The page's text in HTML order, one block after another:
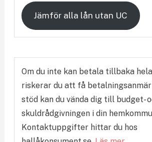
Jämför alla lån utan UC
Om du inte kan betala tillbaka
riskerar du att få
stöd kan du vända dig till budget-
skuldrådgivningen i din
Kontaktuppgifter hittar du hos